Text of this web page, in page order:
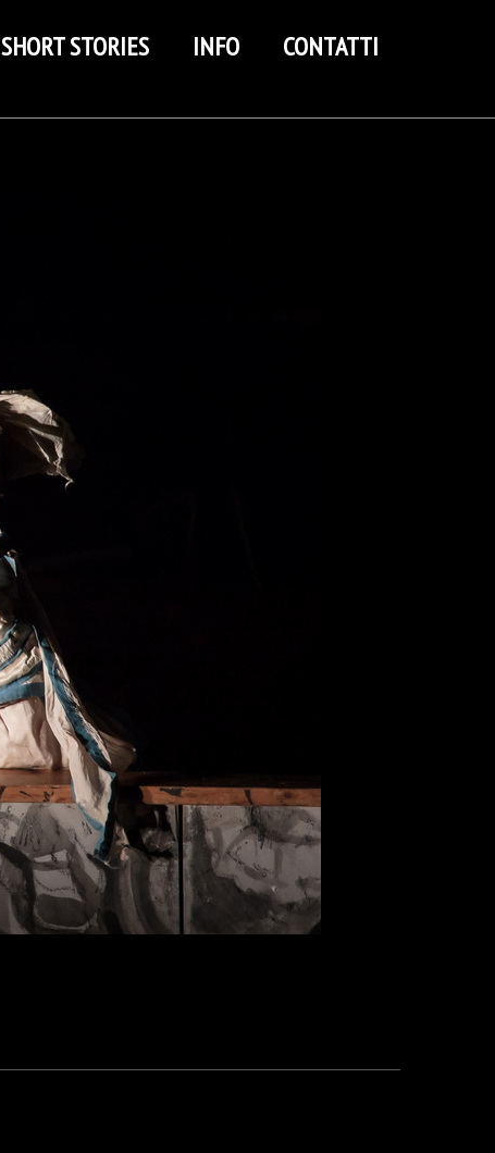
SHORT STORIES INFO CONTATTI